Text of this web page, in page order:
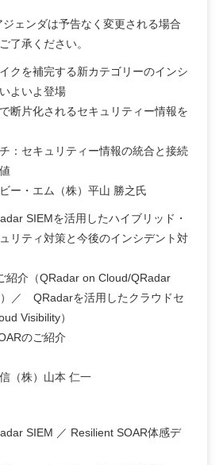
ンダは予告なく変更される場合
了承ください。
クを補完する新カテゴリーのインシ
よいよ登場
断片化されるセキュリティー情報を
：セキュリティー情報の統合と接続
ー・エム（株）平山 勝之氏
SIEMを活用したハイブリッド・
リティ対策と今後のインシデント対
介（QRadar on Cloud/QRadar
／ QRadarを活用したクラウドセ
Visibility）
のご紹介
（株）山本 仁一
SIEM ／ Resilient SOAR体感デ